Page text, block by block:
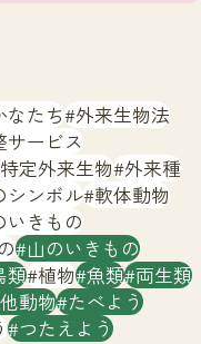
大
ンターとは
なたち 外来生物法
サービス
特定外来生物 外来種
シンボル 軟体動物
いきもの
山のいきもの
類 植物 魚類 両生類
動物 たべよう
つたえよう